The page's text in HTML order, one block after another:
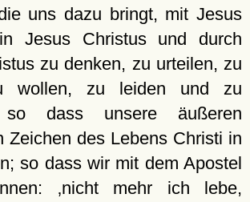
uns dazu bringt, mit Jesus
Jesus Christus und durch
zu denken, zu urteilen, zu
wollen, zu leiden und zu
so dass unsere äußeren
Zeichen des Lebens Christi in
so dass wir mit dem Apostel
nicht mehr ich lebe,